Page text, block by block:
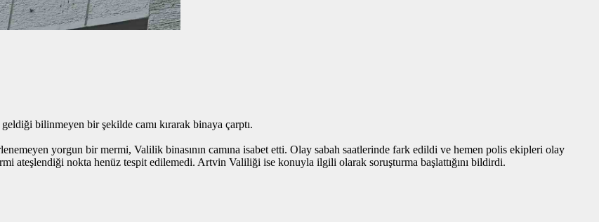
bilinmeyen bir şekilde camı kırarak binaya çarptı.
yorgun bir mermi, Valilik binasının camına isabet etti. Olay sabah saatlerinde fark edildi ve hemen polis ekipleri olay
ateşlendiği nokta henüz tespit edilemedi. Artvin Valiliği ise konuyla ilgili olarak soruşturma başlattığını bildirdi.